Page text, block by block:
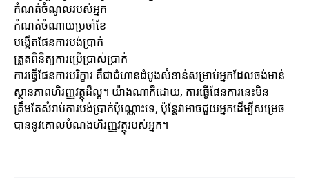
កំណត់ចំណូលរបស់អ្នក
កំណត់ចំណាយប្រចាំខែ
បង្កើតផែនការបង់ប្រាក់
ត្រួតពិនិត្យការប្រើប្រាស់ប្រាក់
ការធ្វើផែនការបរិក្ខារ គឺជាជំហានដំបូងសំខាន់សម្រាប់អ្នកដែលចង់មាន់
ស្ថានភាពហិរញ្ញវត្ថុដ៏ល្អ។ យ៉ាងណាក៏ដោយ, ការធ្វើផែនការនេះមិន
ត្រឹមតែសំរាប់ការបង់ប្រាក់ប៉ុណ្ណោះទេ, ប៉ុន្តែវាអាចជួយអ្នកដើម្បីសម្រេច
បាននូវគោលបំណងហិរញ្ញវត្ថុរបស់អ្នក។